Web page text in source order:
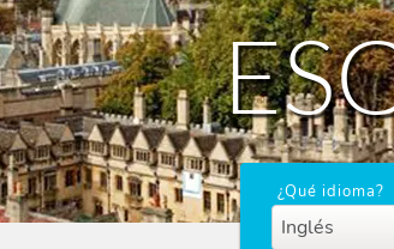
¿Qué idioma?
Inglés